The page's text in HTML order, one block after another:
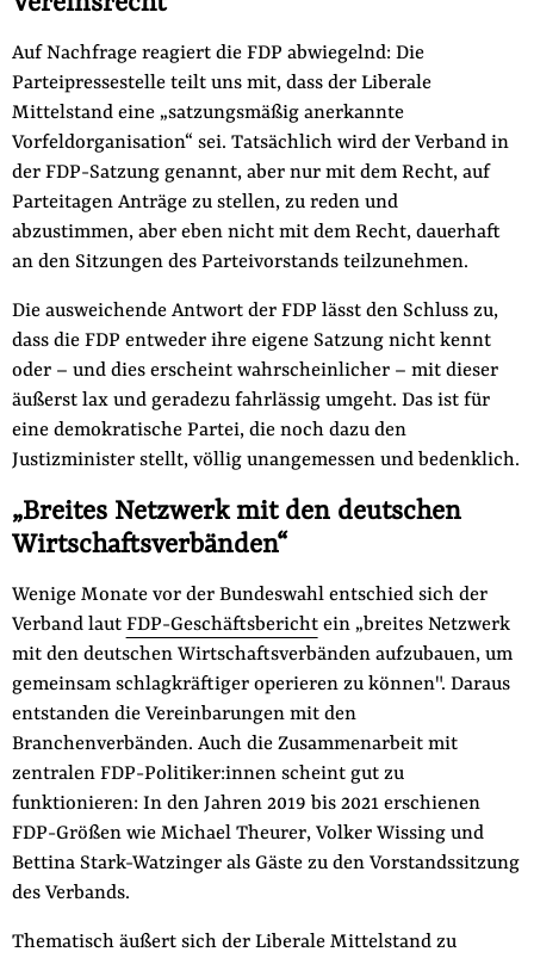
Auf Nachfrage reagiert die FDP abwiegelnd: Die
Parteipressestelle teilt uns mit, dass der Liberale
Mittelstand eine „satzungsmäßig anerkannte
Vorfeldorganisation“ sei. Tatsächlich wird der Verband in
der FDP-Satzung genannt, aber nur mit dem Recht, auf
Parteitagen Anträge zu stellen, zu reden und
abzustimmen, aber eben nicht mit dem Recht, dauerhaft
an den Sitzungen des Parteivorstands teilzunehmen.
Die ausweichende Antwort der FDP lässt den Schluss zu,
dass die FDP entweder ihre eigene Satzung nicht kennt
oder – und dies erscheint wahrscheinlicher – mit dieser
äußerst lax und geradezu fahrlässig umgeht. Das ist für
eine demokratische Partei, die noch dazu den
Justizminister stellt, völlig unangemessen und bedenklich.
„Breites Netzwerk mit den deutschen
Wirtschaftsverbänden“
Wenige Monate vor der Bundeswahl entschied sich der
Verband laut FDP-Geschäftsberichtein „breites Netzwerk
mit den deutschen Wirtschaftsverbänden aufzubauen, um
gemeinsam schlagkräftiger operieren zu können". Daraus
entstanden die Vereinbarungen mit den
Branchenverbänden. Auch die Zusammenarbeit mit
zentralen FDP-Politiker:innen scheint gut zu
funktionieren: In den Jahren 2019 bis 2021 erschienen
FDP-Größen wie Michael Theurer, Volker Wissing und
Bettina Stark-Watzinger als Gäste zu den Vorstandssitzung
des Verbands.
Thematisch äußert sich der Liberale Mittelstand zu